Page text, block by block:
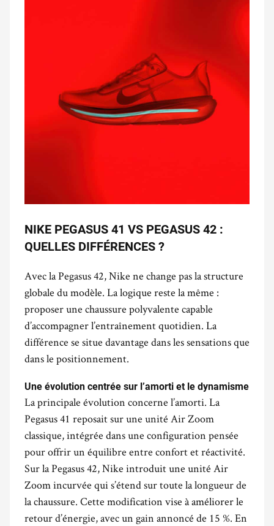
NIKE PEGASUS 41 VS PEGASUS 42 :
QUELLES DIFFÉRENCES ?
Avec la Pegasus 42, Nike ne change pas la structure
globale du modèle. La logique reste la même :
proposer une chaussure polyvalente capable
d’accompagner l’entraînement quotidien. La
différence se situe davantage dans les sensations que
dans le positionnement.
Une évolution centrée sur l’amorti et le dynamisme
La principale évolution concerne l’amorti. La
Pegasus 41 reposait sur une unité Air Zoom
classique, intégrée dans une configuration pensée
pour offrir un équilibre entre confort et réactivité.
Sur la Pegasus 42, Nike introduit une unité Air
Zoom incurvée qui s’étend sur toute la longueur de
la chaussure. Cette modification vise à améliorer le
retour d’énergie, avec un gain annoncé de 15 %. En